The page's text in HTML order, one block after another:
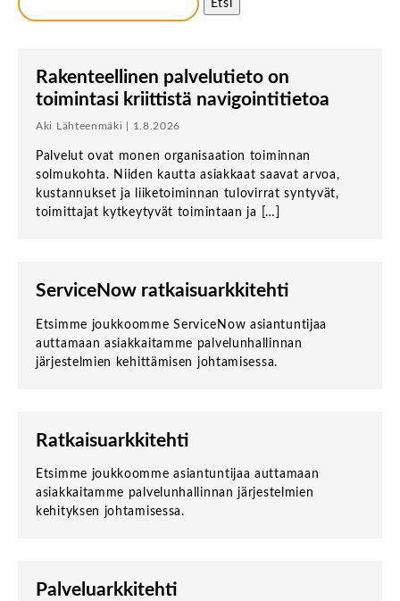
Etsi
Rakenteellinen palvelutieto on
toimintasi kriittistä navigointitietoa
Aki Lähteenmäki | 1.8.2026
Palvelut ovat monen organisaation toiminnan
solmukohta. Niiden kautta asiakkaat saavat arvoa,
kustannukset ja liiketoiminnan tulovirrat syntyvät,
toimittajat kytkeytyvät toimintaan ja […]
ServiceNow ratkaisuarkkitehti
Etsimme joukkoomme ServiceNow asiantuntijaa
auttamaan asiakkaitamme palvelunhallinnan
järjestelmien kehittämisen johtamisessa.
Ratkaisuarkkitehti
Etsimme joukkoomme asiantuntijaa auttamaan
asiakkaitamme palvelunhallinnan järjestelmien
kehityksen johtamisessa.
Palveluarkkitehti